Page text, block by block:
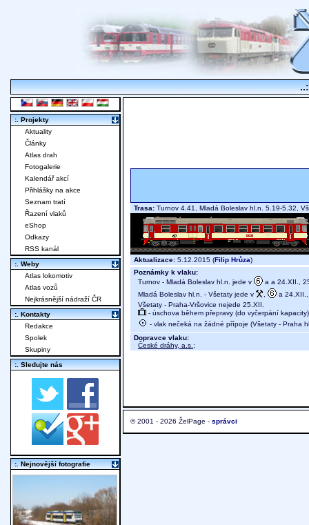
Trasa: Turnov 4.41, Mladá Boleslav hl.n. 5.19-5.32,
Aktualizace: 5.12.2015 (Filip Hrůza)
Poznámky k vlaku:
Turnov - Mladá Boleslav hl.n. jede v
a a 24.XII.,
Mladá Boleslav hl.n. - Všetaty jede v
a
Všetaty - Praha-Vršovice nejede 25.XII.
- úschova během přepravy (do vyčerpání kapacity)
- vlak nečeká na žádné přípoje (Všetaty - Praha
Dopravce vlaku:
České dráhy, a.s. ;
© 2001 - 2026 ŽelPage - správci
:. Projekty
Aktuality
Články
Atlas drah
Fotogalerie
Kalendář akcí
Přihlášky na akce
Seznam tratí
Řazení vlaků
eShop
Odkazy
RSS kanál
:. Weby
Atlas lokomotiv
Atlas vozů
Nejkrásnější nádraží ČR
:. Kontakty
Redakce
Spolek
Skupiny
:. Sledujte nás
:. Nejnovější fotografie